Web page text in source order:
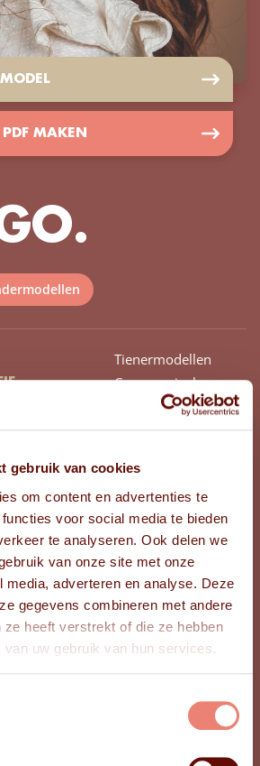
gebruik van cookies
om content en advertenties te
voor social media te bieden
te analyseren. Ook delen we
van onze site met onze
media, adverteren en analyse. Deze
gegevens combineren met andere
ze heeft verstrekt of die ze hebben
uw gebruik van hun services.
PDF MAKEN
Tienermodellen
Commercieel
14
Noord-Brabant
151
Donkerblond
Lang
Slag
Donkerbruin
37
158/164